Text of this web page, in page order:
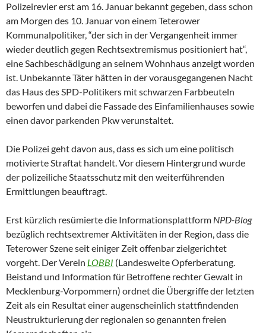
Polizeirevier erst am 16. Januar bekannt gegeben, dass schon
am Morgen des 10. Januar von einem Teterower
Kommunalpolitiker, “der sich in der Vergangenheit immer
wieder deutlich gegen Rechtsextremismus positioniert hat“,
eine Sachbeschädigung an seinem Wohnhaus anzeigt worden
ist. Unbekannte Täter hätten in der vorausgegangenen Nacht
das Haus des SPD-Politikers mit schwarzen Farbbeuteln
beworfen und dabei die Fassade des Einfamilienhauses sowie
einen davor parkenden Pkw verunstaltet.
Die Polizei geht davon aus, dass es sich um eine politisch
motivierte Straftat handelt. Vor diesem Hintergrund wurde
der polizeiliche Staatsschutz mit den weiterführenden
Ermittlungen beauftragt.
Erst kürzlich resümierte die Informationsplattform NPD-Blog
bezüglich rechtsextremer Aktivitäten in der Region, dass die
Teterower Szene seit einiger Zeit offenbar zielgerichtet
vorgeht. Der Verein LOBBI (Landesweite Opferberatung.
Beistand und Information für Betroffene rechter Gewalt in
Mecklenburg-Vorpommern) ordnet die Übergriffe der letzten
Zeit als ein Resultat einer augenscheinlich stattfindenden
Neustrukturierung der regionalen so genannten freien